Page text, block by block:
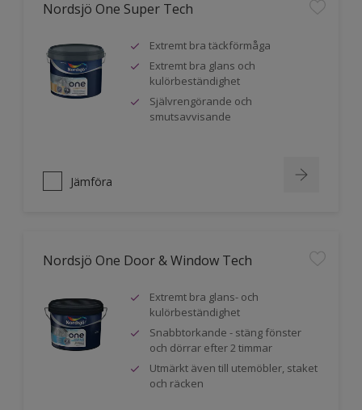
Nordsjö One Super Tech
Extremt bra täckförmåga
Extremt bra glans och
kulörbeständighet
Självrengörande och
smutsavvisande
Jämföra
Nordsjö One Door & Window Tech
Extremt bra glans- och
kulörbeständighet
Snabbtorkande - stäng fönster
och dörrar efter 2 timmar
Utmärkt även till utemöbler, staket
och räcken